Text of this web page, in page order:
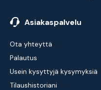
Asiakaspalvelu
Ota yhteyttä
Palautus
Usein kysyttyjä kysymyksiä
Tilaushistoriani